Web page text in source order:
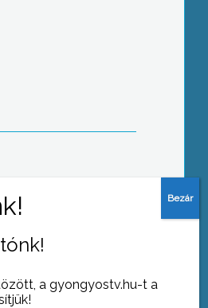
megszaporodtak a
régiónkban
a gyongyostv.hu-t a